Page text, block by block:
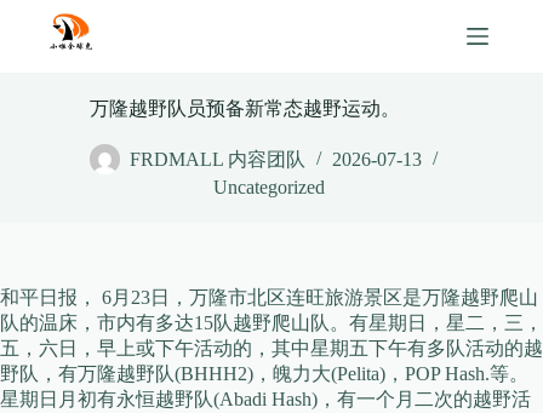
content
万隆越野队员预备新常态越野运动。
FRDMALL 内容团队
2026-07-13
Uncategorized
和平日报， 6月23日，万隆市北区连旺旅游景区是万隆越野爬山
队的温床，市内有多达15队越野爬山队。有星期日，星二，三，
五，六日，早上或下午活动的，其中星期五下午有多队活动的越
野队，有万隆越野队(BHHH2)，魄力大(Pelita)，POP Hash.等。
星期日月初有永恒越野队(Abadi Hash)，有一个月二次的越野活